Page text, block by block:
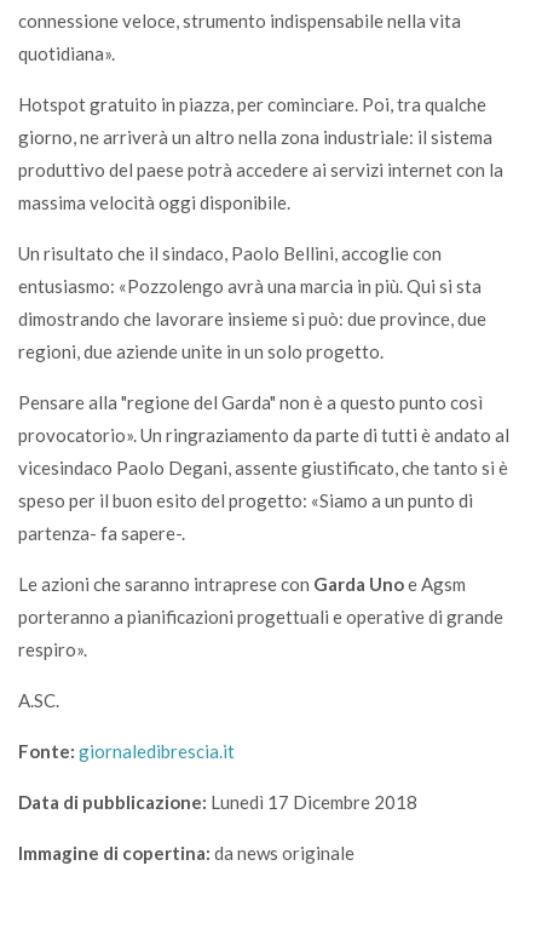
connessione veloce, strumento indispensabile nella vita
quotidiana».
Hotspot gratuito in piazza, per cominciare. Poi, tra qualche
giorno, ne arriverà un altro nella zona industriale: il sistema
produttivo del paese potrà accedere ai servizi internet con la
massima velocità oggi disponibile.
Un risultato che il sindaco, Paolo Bellini, accoglie con
entusiasmo: «Pozzolengo avrà una marcia in più. Qui si sta
dimostrando che lavorare insieme si può: due province, due
regioni, due aziende unite in un solo progetto.
Pensare alla "regione del Garda" non è a questo punto così
provocatorio». Un ringraziamento da parte di tutti è andato al
vicesindaco Paolo Degani, assente giustificato, che tanto si è
speso per il buon esito del progetto: «Siamo a un punto di
partenza- fa sapere-.
Le azioni che saranno intraprese con Garda Unoe Agsm
porteranno a pianificazioni progettuali e operative di grande
respiro».
A.SC.
Fonte: giornaledibrescia.it
Data di pubblicazione: Lunedì 17 Dicembre 2018
Immagine di copertina: da news originale